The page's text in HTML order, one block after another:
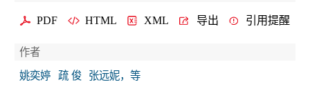
PDF HTML XML 导出 引用提醒
作者
姚奕婷
疏 俊 张远妮，等